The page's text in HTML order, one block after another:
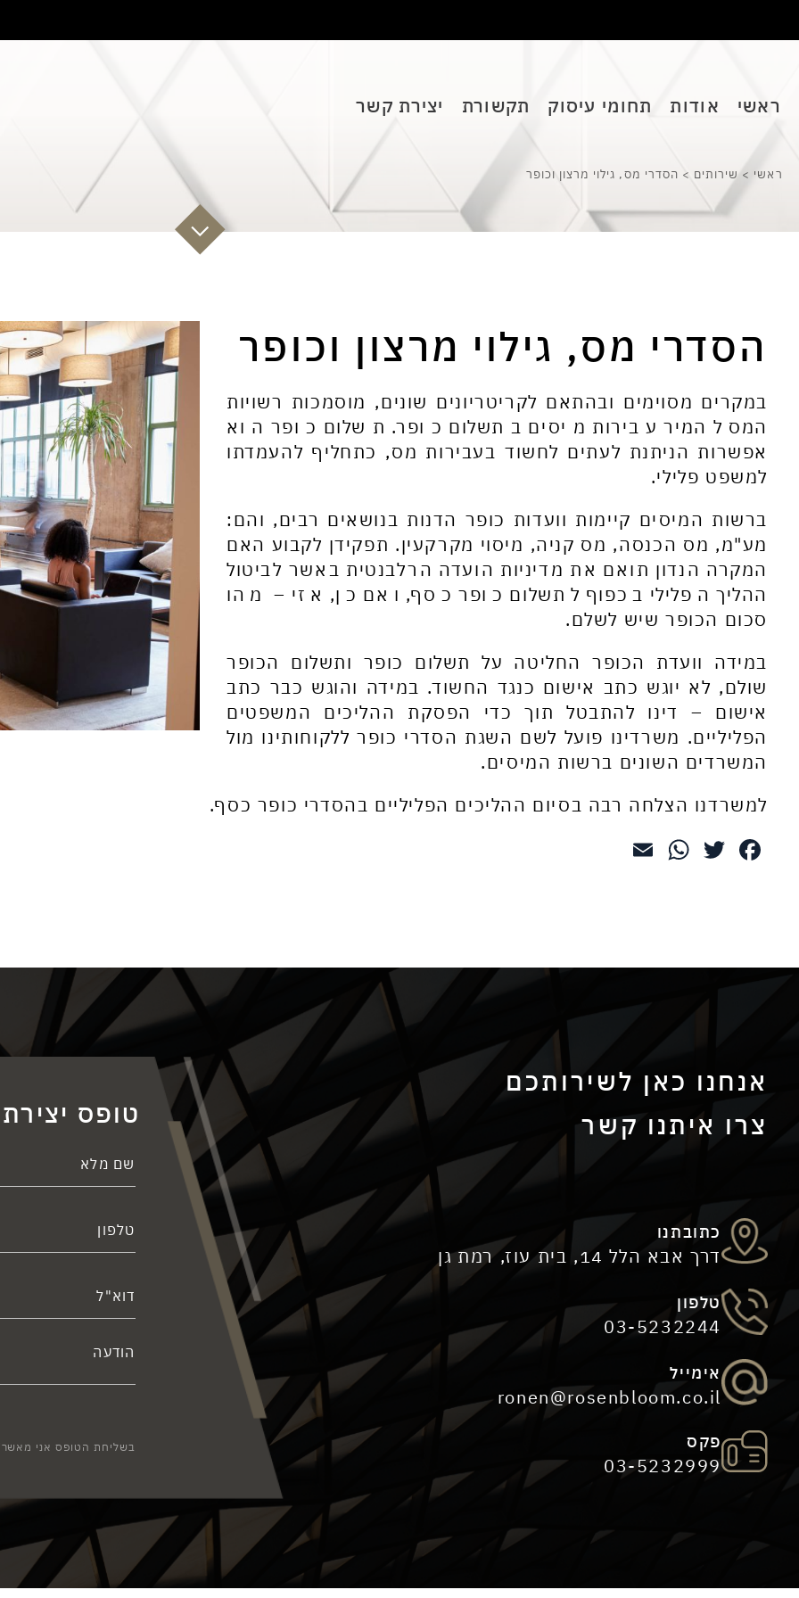
ראשי אודות תחומי עיסוק תקשורת יצירת קשר
ראשי >שירותים > הסדרי מס, גילוי מרצון וכופר
הסדרי מס, גילוי מרצון וכופר
במקרים מסוימים ובהתאם לקריטריונים שונים, מוסמכות רשויות
המס להמיר עבירות מיסים בתשלום כופר. תשלום כופר הוא
אפשרות הניתנת לעתים לחשוד בעבירות מס, כתחליף להעמדתו
למשפט פלילי.
ברשות המיסים קיימות וועדות כופר הדנות בנושאים רבים, והם:
מע"מ, מס הכנסה, מס קניה, מיסוי מקרקעין. תפקידן לקבוע האם
המקרה הנדון תואם את מדיניות הועדה הרלבנטית באשר לביטול
ההליך הפלילי בכפוף לתשלום כופר כסף, ואם כן, אזי – מהו
סכום הכופר שיש לשלם.
במידה וועדת הכופר החליטה על תשלום כופר ותשלום הכופר
שולם, לא יוגש כתב אישום כנגד החשוד. במידה והוגש כבר כתב
אישום – דינו להתבטל תוך כדי הפסקת ההליכים המשפטים
הפליליים. משרדינו פועל לשם השגת הסדרי כופר ללקוחותינו מול
המשרדים השונים ברשות המיסים.
למשרדנו הצלחה רבה בסיום ההליכים הפליליים בהסדרי כופר כסף.
Facebook
Twitter
WhatsApp
אנחנו כאן לשירותכם
צרו איתנו קשר
כתובתנו
דרך אבא הלל 14, בית עוז, רמת גן
טלפון
03-5232244
אימייל
ronen@rosenbloom.co.il
פקס
03-5232999
טופס
בשליחת הטופס אני